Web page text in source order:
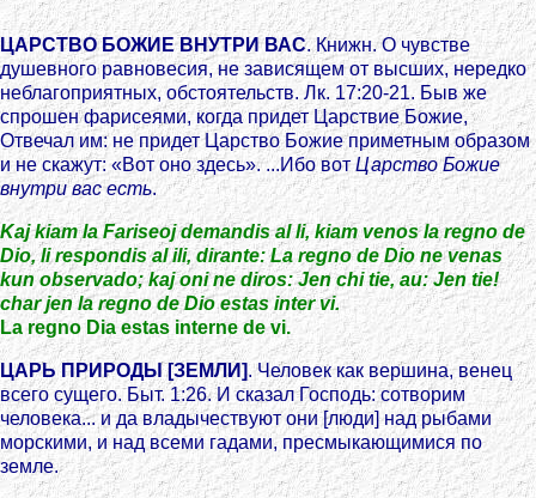
ЦАРСТВО БОЖИЕ ВНУТРИ ВАС. Книжн. О чувстве
душевного равновесия, не зависящем от высших, нередко
неблагоприятных, обстоятельств. Лк. 17:20-21. Быв же
спрошен фарисеями, когда придет Царствие Божие,
Отвечал им: не придет Царство Божие приметным образом
и не скажут: «Вот оно здесь». ...Ибо вот Царство Божие
внутри вас есть.
Kaj kiam la Fariseoj demandis al li, kiam venos la regno de
Dio, li respondis al ili, dirante: La regno de Dio ne venas
kun observado; kaj oni ne diros: Jen chi tie, au: Jen tie!
char jen la regno de Dio estas inter vi.
La regno Dia estas interne de vi.
ЦАРЬ ПРИРОДЫ [ЗЕМЛИ]. Человек как вершина, венец
всего сущего. Быт. 1:26. И сказал Господь: сотворим
человека... и да владычествуют они [люди] над рыбами
морскими, и над всеми гадами, пресмыкающимися по
земле.